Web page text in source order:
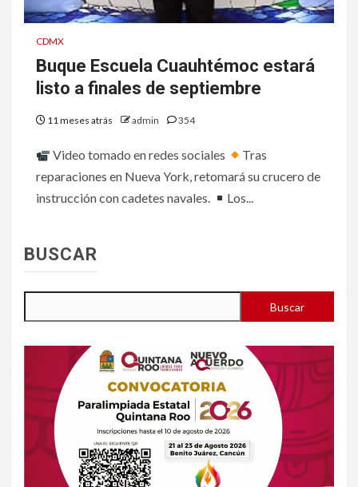
CDMX
Buque Escuela Cuauhtémoc estará
listo a finales de septiembre
11 meses atrás admin 354
Video tomado en redes sociales
Tras
reparaciones en Nueva York, retomará su crucero de
instrucción con cadetes navales.
Los...
BUSCAR
Buscar